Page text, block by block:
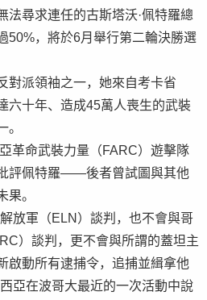
法尋求連任的古斯塔沃·佩特羅總
50%，將於6月舉行第二輪決勝選
對派領袖之一，她來自考卡省
十年、造成45萬人喪生的武裝
。
革命武裝力量（FARC）遊擊隊
評佩特羅——後者曾試圖與其他
果。
放軍（ELN）談判，也不會與哥
）談判，更不會與所謂的蓋坦主
啟動所有逮捕令，追捕並緝拿他
亞在波哥大最近的一次活動中說